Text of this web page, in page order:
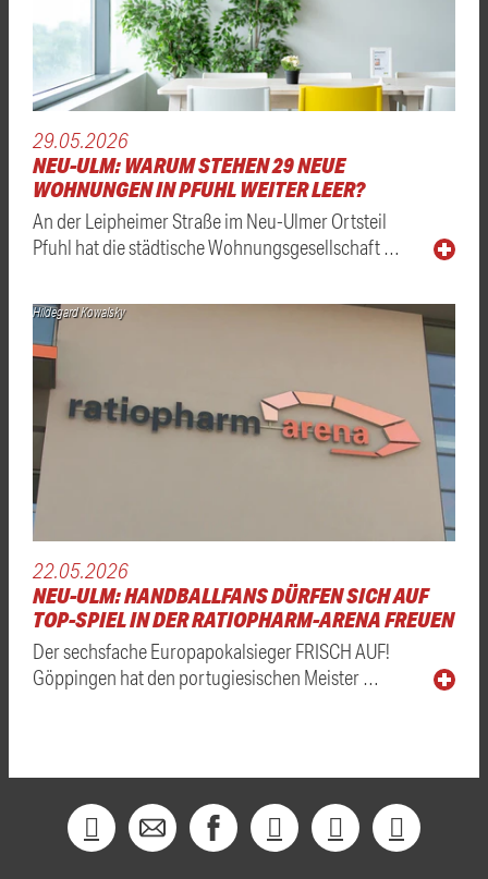
29.05.2026
NEU-ULM: WARUM STEHEN 29 NEUE
WOHNUNGEN IN PFUHL WEITER LEER?
An der Leipheimer Straße im Neu-Ulmer Ortsteil
Pfuhl hat die städtische Wohnungsgesellschaft …
Hildegard Kowalsky
22.05.2026
NEU-ULM: HANDBALLFANS DÜRFEN SICH AUF
TOP-SPIEL IN DER RATIOPHARM-ARENA FREUEN
Der sechsfache Europapokalsieger FRISCH AUF!
Göppingen hat den portugiesischen Meister …